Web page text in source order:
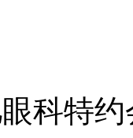
科特